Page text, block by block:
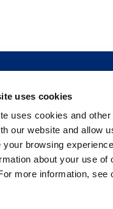
uses cookies
uses cookies and
our website and allow
your browsing
about your use
more information, see